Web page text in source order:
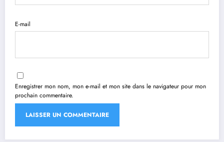
E-mail
Enregistrer mon nom, mon e-mail et mon site dans le navigateur pour mon
prochain commentaire.